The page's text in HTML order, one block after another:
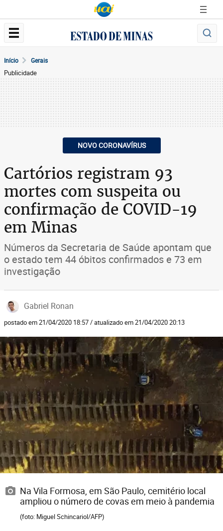
Início Gerais
Publicidade
NOVO CORONAVÍRUS
Cartórios registram 93
mortes com suspeita ou
confirmação de COVID-19
em Minas
Números da Secretaria de Saúde apontam que
o estado tem 44 óbitos confirmados e 73 em
investigação
Gabriel Ronan
postado em 21/04/2020 18:57 / atualizado em 21/04/2020 20:13
Na Vila Formosa, em São Paulo, cemitério local
ampliou o número de covas em meio à pandemia
(foto: Miguel Schincariol/AFP)